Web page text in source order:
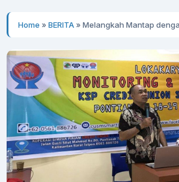
Home »BERITA»Melangkah Mantap